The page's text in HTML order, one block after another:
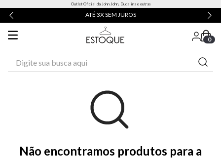
Outlet Oficial da John John, Dudalina e outras
ATÉ 3X SEM JUROS
0
Não encontramos produtos para a